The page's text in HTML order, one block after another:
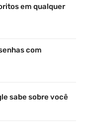
em qualquer
com
sabe sobre você